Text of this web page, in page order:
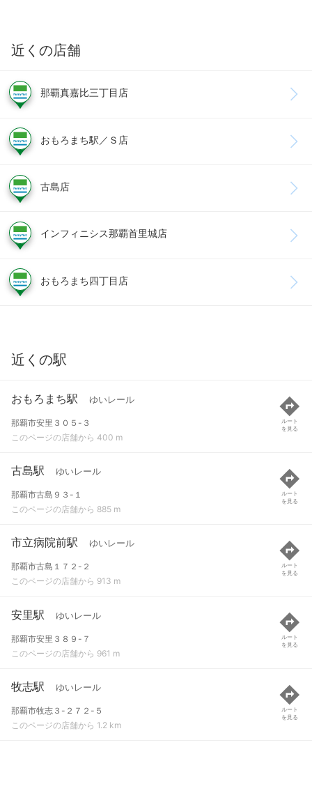
近くの店舗
那覇真嘉比三丁目店
おもろまち駅／Ｓ店
古島店
インフィニシス那覇首里城店
おもろまち四丁目店
近くの駅
おもろまち駅 ゆいレール
那覇市安里３０５-３
このページの店舗から 400 m
ルート
を見る
古島駅 ゆいレール
那覇市古島９３-１
このページの店舗から 885 m
ルート
を見る
市立病院前駅 ゆいレール
那覇市古島１７２-２
このページの店舗から 913 m
ルート
を見る
安里駅 ゆいレール
那覇市安里３８９-７
このページの店舗から 961 m
ルート
を見る
牧志駅 ゆいレール
那覇市牧志３-２７２-５
このページの店舗から 1.2 km
ルート
を見る